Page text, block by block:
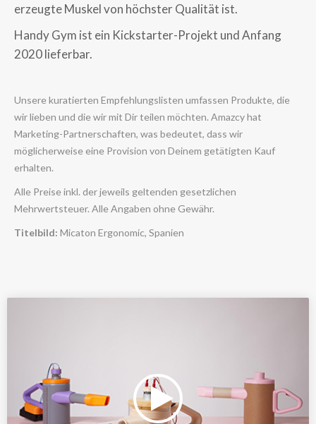
erzeugte Muskel von höchster Qualität ist.
Handy Gym ist ein Kickstarter-Projekt und Anfang
2020 lieferbar.
Unsere kuratierten Empfehlungslisten umfassen Produkte, die
wir lieben und die wir mit Dir teilen möchten. Amazcy hat
Marketing-Partnerschaften, was bedeutet, dass wir
möglicherweise eine Provision von Deinem getätigten Kauf
erhalten.
Alle Preise inkl. der jeweils geltenden gesetzlichen
Mehrwertsteuer. Alle Angaben ohne Gewähr.
Titelbild: Micaton Ergonomic, Spanien